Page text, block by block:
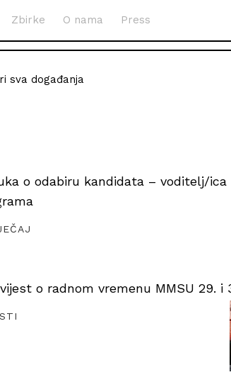
Zbirke O nama Press
sva događanja
o odabiru kandidata – voditelj/ica
o radnom vremenu MMSU 29. i